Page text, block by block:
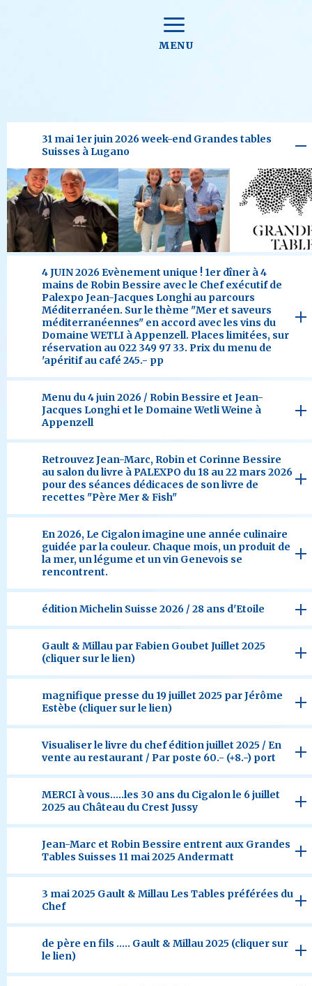
MENU
31 mai 1er juin 2026 week-end Grandes tables
Suisses à Lugano
4 JUIN 2026 Evènement unique ! 1er dîner à 4
mains de Robin Bessire avec le Chef exécutif de
Palexpo Jean-Jacques Longhi au parcours
Méditerranéen. Sur le thème "Mer et saveurs
méditerranéennes" en accord avec les vins du
Domaine WETLI à Appenzell. Places limitées, sur
réservation au 022 349 97 33. Prix du menu de
'apéritif au café 245.- pp
Menu du 4 juin 2026 / Robin Bessire et Jean-
Jacques Longhi et le Domaine Wetli Weine à
Appenzell
Retrouvez Jean-Marc, Robin et Corinne Bessire
au salon du livre à PALEXPO du 18 au 22 mars 2026
pour des séances dédicaces de son livre de
recettes "Père Mer & Fish"
En 2026, Le Cigalon imagine une année culinaire
guidée par la couleur. Chaque mois, un produit de
la mer, un légume et un vin Genevois se
rencontrent.
édition Michelin Suisse 2026 / 28 ans d'Etoile
Gault & Millau par Fabien Goubet Juillet 2025
(cliquer sur le lien)
magnifique presse du 19 juillet 2025 par Jérôme
Estèbe (cliquer sur le lien)
Visualiser le livre du chef édition juillet 2025 / En
vente au restaurant / Par poste 60.- (+8.-) port
MERCI à vous.....les 30 ans du Cigalon le 6 juillet
2025 au Château du Crest Jussy
Jean-Marc et Robin Bessire entrent aux Grandes
Tables Suisses 11 mai 2025 Andermatt
3 mai 2025 Gault & Millau Les Tables préférées du
Chef
de père en fils ..... Gault & Millau 2025 (cliquer sur
le lien)